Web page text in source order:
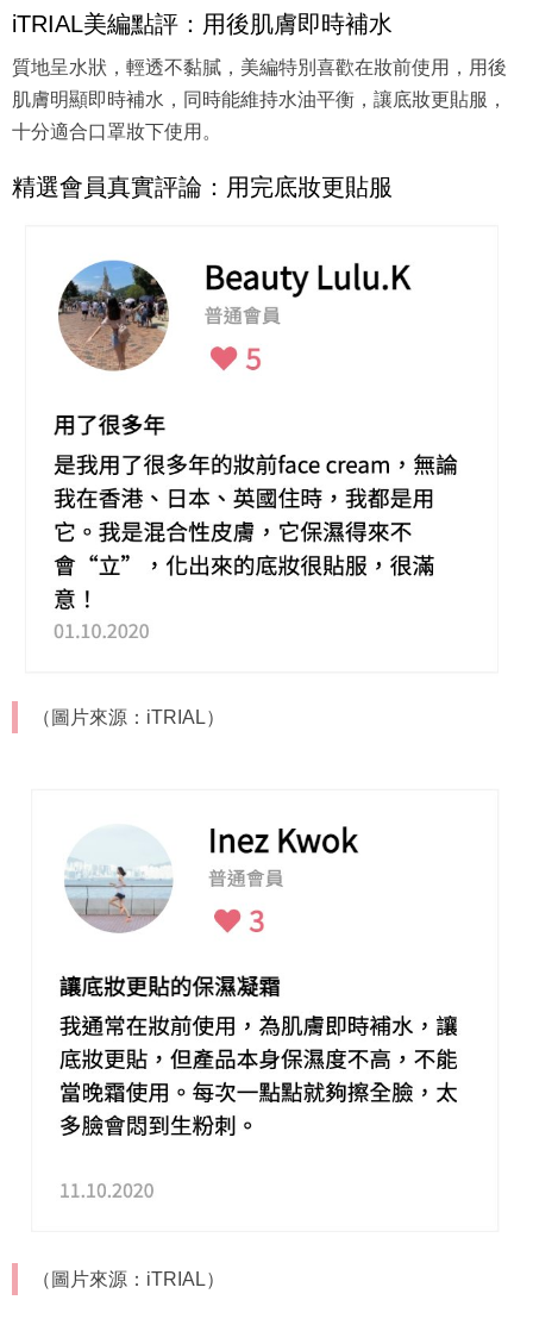
iTRIAL美編點評：用後肌膚即時補水
質地呈水狀，輕透不黏膩，美編特別喜歡在妝前使用，用後
肌膚明顯即時補水，同時能維持水油平衡，讓底妝更貼服，
十分適合口罩妝下使用。
精選會員真實評論：用完底妝更貼服
（圖片來源：iTRIAL）
（圖片來源：iTRIAL）